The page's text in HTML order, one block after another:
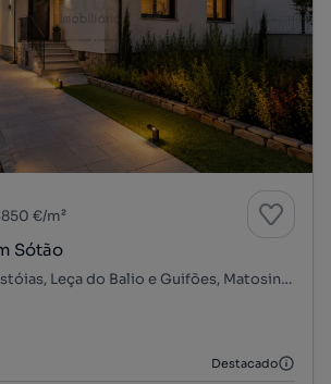
€/m²
Sótão
Leça do Balio, Custóias, Leça do Balio e Guifões, Matosinhos, Porto
Destacado